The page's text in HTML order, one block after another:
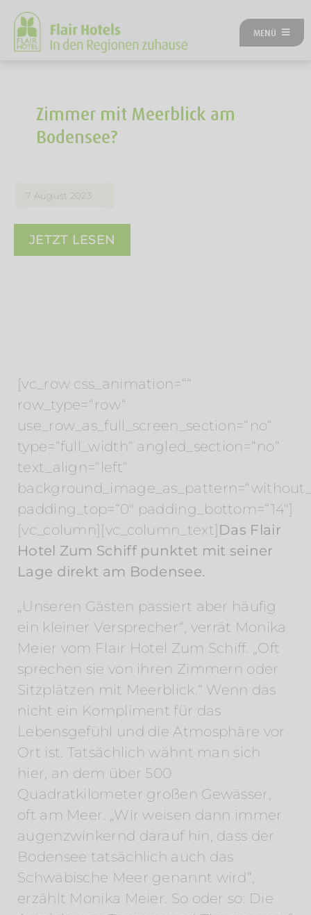
Zum
Inhalt
springen
MENÜ
UNSERE HOTELS
REISEKATEGORIEN
Zimmer mit Meerblick am
Bodensee?
7. August 2023
JETZT LESEN
[vc_row css_animation=““
row_type=“row“
use_row_as_full_screen_section=“no“
type=“full_width“ angled_section=“no“
text_align=“left“
padding_top=“0″ padding_bottom=“14″]
[vc_column][vc_column_text] Das Flair
Hotel Zum Schiff punktet mit seiner
Lage direkt am Bodensee.
„Unseren Gästen passiert aber häufig
ein kleiner Versprecher“, verrät Monika
Meier vom Flair Hotel Zum Schiff. „Oft
sprechen sie von ihren Zimmern oder
Sitzplätzen mit Meerblick.“ Wenn das
nicht ein Kompliment für das
Lebensgefühl und die Atmosphäre vor
Ort ist. Tatsächlich wähnt man sich
hier, an dem über 500
Quadratkilometer großen Gewässer,
oft am Meer. „Wir weisen dann immer
augenzwinkernd darauf hin, dass der
Bodensee tatsächlich auch das
Schwäbische Meer genannt wird“,
erzählt Monika Meier. So oder so: Die